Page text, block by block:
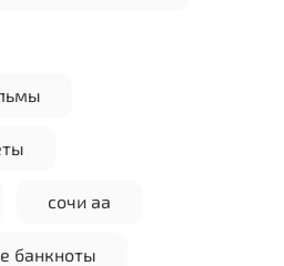
сочи аа
банкноты